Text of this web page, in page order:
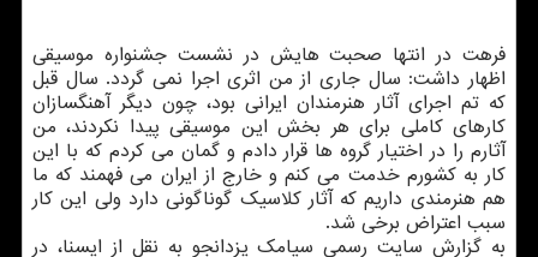
فرهت در انتها صحبت هایش در نشست جشنواره موسیقی
اظهار داشت: سال جاری از من اثری اجرا نمی گردد. سال قبل
كه تم اجرای آثار هنرمندان ایرانی بود، چون دیگر آهنگسازان
كارهای كاملی برای هر بخش این موسیقی پیدا نكردند، من
آثارم را در اختیار گروه ها قرار دادم و گمان می كردم كه با این
كار به كشورم خدمت می كنم و خارج از ایران می فهمند كه ما
هم هنرمندی داریم كه آثار كلاسیك گوناگونی دارد ولی این كار
سبب اعتراض برخی شد.
به گزارش سایت رسمی سیامك یزدانجو به نقل از ایسنا، در